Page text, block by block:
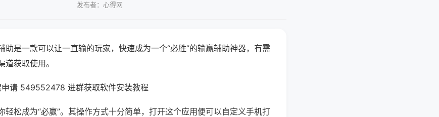
发布者：心得网
助是一款可以让一直输的玩家，快速成为一个“必胜”的输赢辅助神器，有需
获取使用。
请 549552478 进群获取软件安装教程
轻松成为“必赢”。其操作方式十分简单，打开这个应用便可以自定义手机打